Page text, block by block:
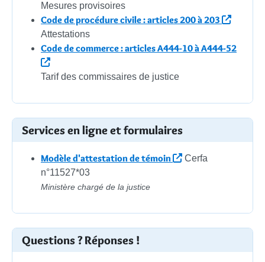
Mesures provisoires
Code de procédure civile : articles 200 à 203
Attestations
Code de commerce : articles A444-10 à A444-52
Tarif des commissaires de justice
Services en ligne et formulaires
Modèle d'attestation de témoin
Cerfa
n°11527*03
Ministère chargé de la justice
Questions ? Réponses !